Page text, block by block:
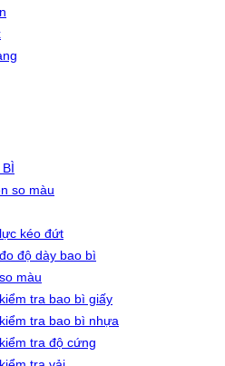
so màu
kéo đứt
độ dày bao bì
màu
tra bao bì giấy
tra bao bì nhựa
tra độ cứng